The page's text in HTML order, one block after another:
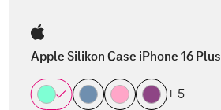
Apple Silikon Case iPhone 16 Plus
+ 5